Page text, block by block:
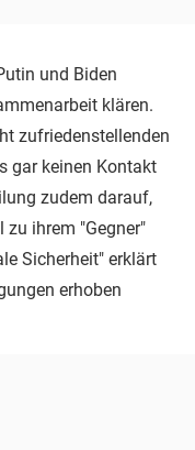
und Biden
klären.
zufriedenstellenden
gar keinen Kontakt
zudem darauf,
ihrem "Gegner"
Sicherheit" erklärt
erhoben